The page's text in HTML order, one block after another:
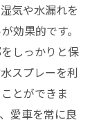
気や水漏れを
効果的です。
しっかりと保
スプレーを利
とができま
愛車を常に良